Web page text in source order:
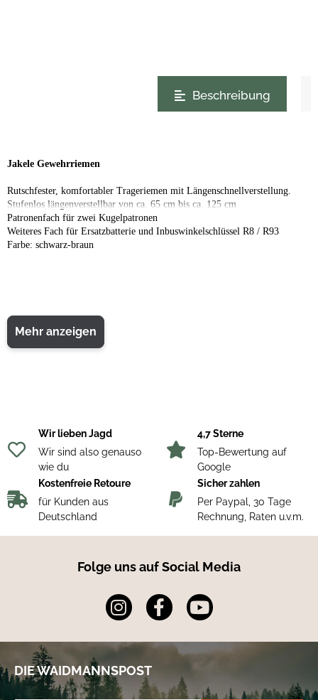
Beschreibung
Jakele Gewehrriemen
Rutschfester, komfortabler Trageriemen mit Längenschnellverstellung.
Stufenlos längenverstellbar von ca. 65 cm bis ca. 125 cm
Patronenfach für zwei Kugelpatronen
Weiteres Fach für Ersatzbatterie und Inbuswinkelschlüssel R8 / R93
Farbe: schwarz-braun
Mehr anzeigen
Wir lieben Jagd
Wir sind also genauso
wie du
4,7 Sterne
Top-Bewertung auf
Google
Kostenfreie Retoure
für Kunden aus
Deutschland
Sicher zahlen
Per Paypal, 30 Tage
Rechnung, Raten u.v.m.
Folge uns auf Social Media
DIE WAIDMANNSPOST